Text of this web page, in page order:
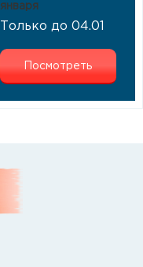
января
Только до 04.01
Посмотреть